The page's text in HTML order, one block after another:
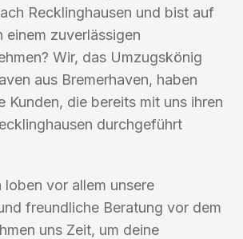
Recklinghausen und bist auf
einem zuverlässigen
Wir, das Umzugskönig
aus Bremerhaven, haben
Kunden, die bereits mit uns ihren
durchgeführt
loben vor allem unsere
freundliche Beratung vor dem
uns Zeit, um deine